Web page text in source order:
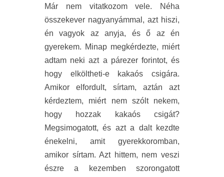
Már nem vitatkozom vele. Néha
összekever nagyanyámmal, azt hiszi,
én vagyok az anyja, és ő az én
gyerekem. Minap megkérdezte, miért
adtam neki azt a párezer forintot, és
hogy elköltheti-e kakaós csigára.
Amikor elfordult, sírtam, aztán azt
kérdeztem, miért nem szólt nekem,
hogy hozzak kakaós csigát?
Megsimogatott, és azt a dalt kezdte
énekelni, amit gyerekkoromban,
amikor sírtam. Azt hittem, nem veszi
észre a kezemben szorongatott